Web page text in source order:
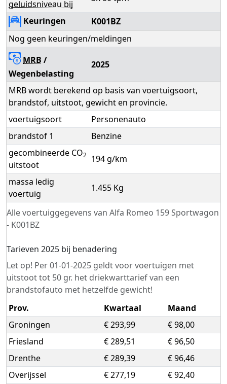
Alle voertuiggegevens van Alfa Romeo 159 Sportwagon
- K001BZ
geluidsniveau bij
Keuringen
K001BZ
Nog geen keuringen/meldingen
MRB /
Wegenbelasting
2025
MRB wordt berekend op basis van voertuigsoort,
brandstof, uitstoot, gewicht en provincie.
voertuigsoort
Personenauto
brandstof 1
Benzine
gecombineerde CO2
uitstoot
194 g/km
massa ledig
voertuig
1.455 Kg
Tarieven 2025 bij benadering
Let op! Per 01-01-2025 geldt voor voertuigen met
uitstoot tot 50 gr. het driekwarttarief van een
brandstofauto met hetzelfde gewicht!
Prov.
Kwartaal
Maand
Groningen
€ 293,99
€ 98,00
Friesland
€ 289,51
€ 96,50
Drenthe
€ 289,39
€ 96,46
Overijssel
€ 277,19
€ 92,40